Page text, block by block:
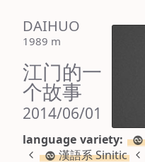
DAIHUO
1989 m
江门的一
个故事
2014/06/01
language variety:
漢語系 Sinitic